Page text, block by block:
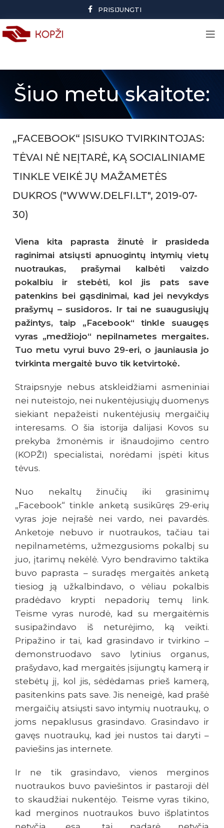
PRISIJUNGTI
Šiuo metu skaitote:
„FACEBOOK“ ĮSISUKO TVIRKINTOJAS:
TĖVAI NĖ NEĮTARĖ, KĄ SOCIALINIAME
TINKLE VEIKĖ JŲ MAŽAMETĖS
DUKROS ("WWW.DELFI.LT", 2019-07-
30)
Viena kita paprasta žinutė ir prasideda
raginimai atsiųsti apnuogintų intymių vietų
nuotraukas, prašymai kalbėti vaizdo
pokalbiu ir stebėti, kol jis pats save
patenkins bei gąsdinimai, kad jei nevykdys
prašymų – susidoros. Ir tai ne suaugusiųjų
pažintys, taip „Facebook“ tinkle suaugęs
vyras „medžiojo“ nepilnametes mergaites.
Tuo metu vyrui buvo 29-eri, o jauniausia jo
tvirkinta mergaitė buvo tik ketvirtokė.
Straipsnyje nebus atskleidžiami asmeniniai
nei nuteistojo, nei nukentėjusiųjų duomenys
siekiant nepažeisti nukentėjusių mergaičių
interesams. O šia istorija dalijasi Kovos su
prekyba žmonėmis ir išnaudojimo centro
(KOPŽI) specialistai, norėdami įspėti kitus
tėvus.
Nuo nekaltų žinučių iki grasinimų
„Facebook“ tinkle anketą susikūręs 29-erių
vyras joje neįrašė nei vardo, nei pavardės.
Anketoje nebuvo ir nuotraukos, tačiau tai
nepilnametėms, užmezgusioms pokalbį su
juo, įtarimų nekėlė. Vyro bendravimo taktika
buvo paprasta – suradęs mergaitės anketą
tiesiog ją užkalbindavo, o vėliau pokalbis
pradėdavo krypti nepadorių temų link.
Teisme vyras nurodė, kad su mergaitėmis
susipažindavo iš neturėjimo, ką veikti.
Pripažino ir tai, kad grasindavo ir tvirkino –
demonstruodavo savo lytinius organus,
prašydavo, kad mergaitės įsijungtų kamerą ir
stebėtų jį, kol jis, sėdėdamas prieš kamerą,
pasitenkins pats save. Jis neneigė, kad prašė
mergaičių atsiųsti savo intymių nuotraukų, o
joms nepaklusus grasindavo. Grasindavo ir
gavęs nuotraukų, kad jei nustos tai daryti –
paviešins jas internete.
Ir ne tik grasindavo, vienos merginos
nuotraukos buvo paviešintos ir pastaroji dėl
to skaudžiai nukentėjo. Teisme vyras tikino,
kad merginos nuotraukos buvo išplatintos